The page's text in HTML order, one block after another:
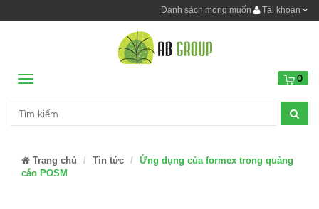
Danh sách mong muốn Tài khoản
Menu 0
Trang chủ Tin tức
Ứng dụng của formex trong quảng
cáo POSM